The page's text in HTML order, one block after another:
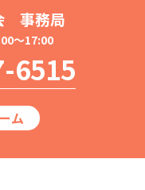
事務局
～17:00
6515
ム